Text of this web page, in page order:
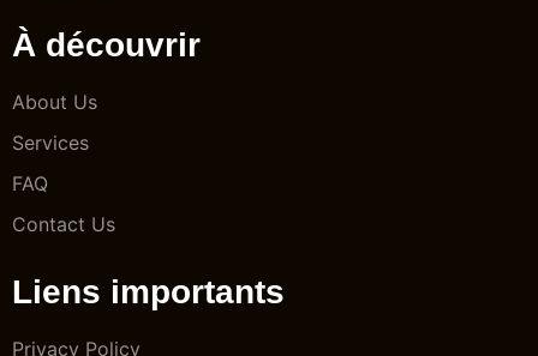
À découvrir
About Us
Services
FAQ
Contact Us
Liens importants
Privacy Policy